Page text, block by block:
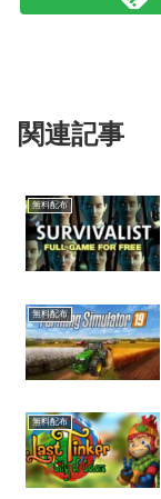
関連記事
無料配布
無料配布
無料配布